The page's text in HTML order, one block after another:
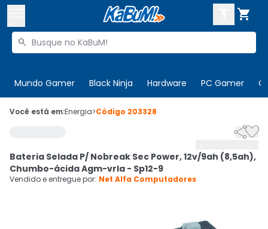

Buscar produtos

Mundo Gamer Black Ninja Hardware PC Gamer
 Olá. Acesse sua conta
Cupons
CADASTRE-SE
Você está em:Energia>Código 203328

Bateria Selada P/ Nobreak Sec Power, 12v/9ah (8,5ah),
Chumbo-ácida Agm-vrla - Sp12-9
Vendido e entregue por: Net Alfa Computadores